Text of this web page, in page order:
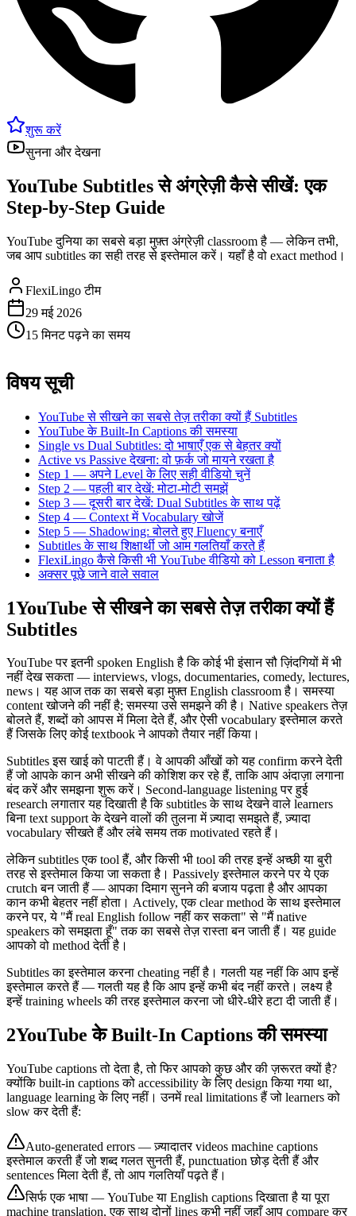
शुरू करें
सुनना और देखना
YouTube Subtitles से अंग्रेज़ी कैसे सीखें: एक
Step-by-Step Guide
YouTube दुनिया का सबसे बड़ा मुफ़्त अंग्रेज़ी classroom है — लेकिन तभी,
जब आप subtitles का सही तरह से इस्तेमाल करें। यहाँ है वो exact method।
FlexiLingo टीम
29 मई 2026
15 मिनट पढ़ने का समय
विषय सूची
YouTube से सीखने का सबसे तेज़ तरीका क्यों हैं Subtitles
YouTube के Built-In Captions की समस्या
Single vs Dual Subtitles: दो भाषाएँ एक से बेहतर क्यों
Active vs Passive देखना: वो फ़र्क जो मायने रखता है
Step 1 — अपने Level के लिए सही वीडियो चुनें
Step 2 — पहली बार देखें: मोटा-मोटी समझें
Step 3 — दूसरी बार देखें: Dual Subtitles के साथ पढ़ें
Step 4 — Context में Vocabulary खोजें
Step 5 — Shadowing: बोलते हुए Fluency बनाएँ
Subtitles के साथ शिक्षार्थी जो आम गलतियाँ करते हैं
FlexiLingo कैसे किसी भी YouTube वीडियो को Lesson बनाता है
अक्सर पूछे जाने वाले सवाल
1YouTube से सीखने का सबसे तेज़ तरीका क्यों हैं
Subtitles
YouTube पर इतनी spoken English है कि कोई भी इंसान सौ ज़िंदगियों में भी
नहीं देख सकता — interviews, vlogs, documentaries, comedy, lectures,
news। यह आज तक का सबसे बड़ा मुफ़्त English classroom है। समस्या
content खोजने की नहीं है; समस्या उसे समझने की है। Native speakers तेज़
बोलते हैं, शब्दों को आपस में मिला देते हैं, और ऐसी vocabulary इस्तेमाल करते
हैं जिसके लिए कोई textbook ने आपको तैयार नहीं किया।
Subtitles इस खाई को पाटती हैं। वे आपकी आँखों को यह confirm करने देती
हैं जो आपके कान अभी सीखने की कोशिश कर रहे हैं, ताकि आप अंदाज़ा लगाना
बंद करें और समझना शुरू करें। Second-language listening पर हुई
research लगातार यह दिखाती है कि subtitles के साथ देखने वाले learners
बिना text support के देखने वालों की तुलना में ज़्यादा समझते हैं, ज़्यादा
vocabulary सीखते हैं और लंबे समय तक motivated रहते हैं।
लेकिन subtitles एक tool हैं, और किसी भी tool की तरह इन्हें अच्छी या बुरी
तरह से इस्तेमाल किया जा सकता है। Passively इस्तेमाल करने पर ये एक
crutch बन जाती हैं — आपका दिमाग सुनने की बजाय पढ़ता है और आपका
कान कभी बेहतर नहीं होता। Actively, एक clear method के साथ इस्तेमाल
करने पर, ये "मैं real English follow नहीं कर सकता" से "मैं native
speakers को समझता हूँ" तक का सबसे तेज़ रास्ता बन जाती हैं। यह guide
आपको वो method देती है।
Subtitles का इस्तेमाल करना cheating नहीं है। गलती यह नहीं कि आप इन्हें
इस्तेमाल करते हैं — गलती यह है कि आप इन्हें कभी बंद नहीं करते। लक्ष्य है
इन्हें training wheels की तरह इस्तेमाल करना जो धीरे-धीरे हटा दी जाती हैं।
2YouTube के Built-In Captions की समस्या
YouTube captions तो देता है, तो फिर आपको कुछ और की ज़रूरत क्यों है?
क्योंकि built-in captions को accessibility के लिए design किया गया था,
language learning के लिए नहीं। उनमें real limitations हैं जो learners को
slow कर देती हैं:
Auto-generated errors — ज़्यादातर videos machine captions
इस्तेमाल करती हैं जो शब्द गलत सुनती हैं, punctuation छोड़ देती हैं और
sentences मिला देती हैं, तो आप गलतियाँ पढ़ते हैं।
सिर्फ एक भाषा — YouTube या English captions दिखाता है या पूरा
machine translation, एक साथ दोनों lines कभी नहीं जहाँ आप compare कर